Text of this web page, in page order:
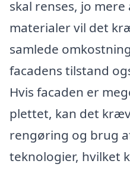
skal renses, jo
materialer vil det
samlede
facadens tilstand
Hvis facaden er
plettet, kan det
rengøring og brug
teknologier, hvilket